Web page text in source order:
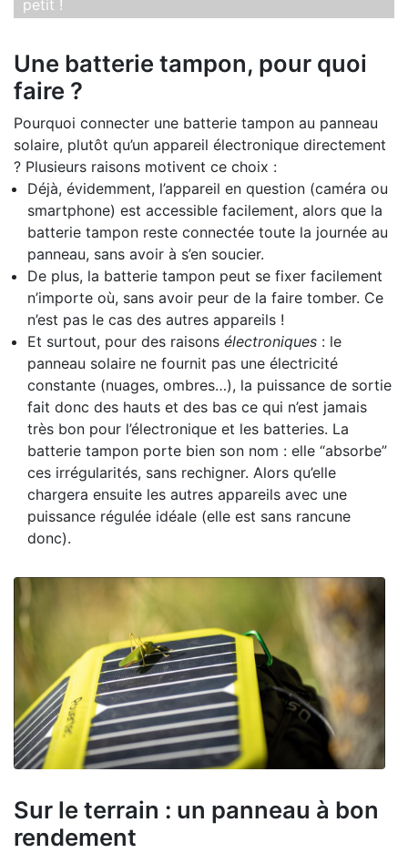
petit !
Une batterie tampon, pour quoi
faire ?
Pourquoi connecter une batterie tampon au panneau
solaire, plutôt qu’un appareil électronique directement
? Plusieurs raisons motivent ce choix :
Déjà, évidemment, l’appareil en question (caméra ou
smartphone) est accessible facilement, alors que la
batterie tampon reste connectée toute la journée au
panneau, sans avoir à s’en soucier.
De plus, la batterie tampon peut se fixer facilement
n’importe où, sans avoir peur de la faire tomber. Ce
n’est pas le cas des autres appareils !
Et surtout, pour des raisons électroniques : le
panneau solaire ne fournit pas une électricité
constante (nuages, ombres…), la puissance de sortie
fait donc des hauts et des bas ce qui n’est jamais
très bon pour l’électronique et les batteries. La
batterie tampon porte bien son nom : elle “absorbe”
ces irrégularités, sans rechigner. Alors qu’elle
chargera ensuite les autres appareils avec une
puissance régulée idéale (elle est sans rancune
donc).
Sur le terrain : un panneau à bon
rendement